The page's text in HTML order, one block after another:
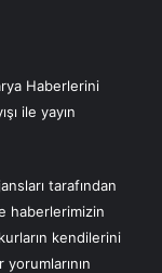
Haberlerini
ile yayın
tarafından
haberlerimizin
kendilerini